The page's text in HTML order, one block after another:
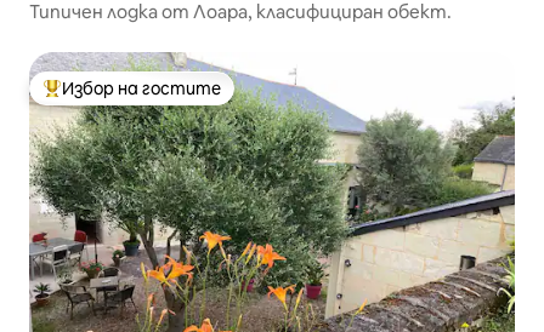
Типичен лодка от Лоара, класифициран обект.
Най-популярен избор на гостите
Избор на гостите